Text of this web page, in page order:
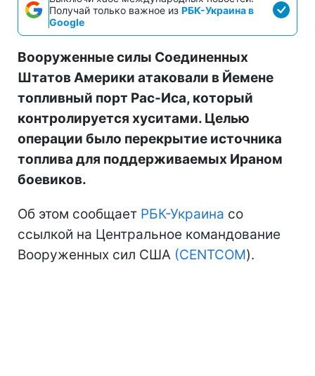
Получай только важное из РБК-Украина в
Google
Вооруженные силы Соединенных
Штатов Америки атаковали в Йемене
топливный порт Рас-Иса, который
контролируется хуситами. Целью
операции было перекрытие источника
топлива для поддерживаемых Ираном
боевиков.
Об этом сообщает РБК-Украина со
ссылкой на Центральное командование
Вооруженных сил США (CENTCOM).